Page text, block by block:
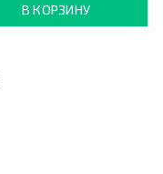
В КОРЗИНУ